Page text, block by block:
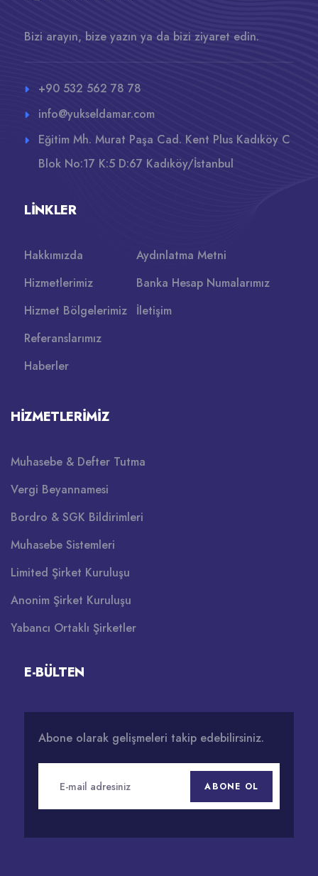
Bizi arayın, bize yazın ya da bizi ziyaret edin.
+90 532 562 78 78
info@yukseldamar.com
Eğitim Mh. Murat Paşa Cad. Kent Plus Kadıköy C
Blok No:17 K:5 D:67 Kadıköy/İstanbul
LINKLER
Hakkımızda
Hizmetlerimiz
Hizmet Bölgelerimiz
Referanslarımız
Haberler
Aydınlatma Metni
Banka Hesap Numalarımız
İletişim
HIZMETLERIMIZ
Muhasebe & Defter Tutma
Vergi Beyannamesi
Bordro & SGK Bildirimleri
Muhasebe Sistemleri
Limited Şirket Kuruluşu
Anonim Şirket Kuruluşu
Yabancı Ortaklı Şirketler
E-BÜLTEN
Abone olarak gelişmeleri takip edebilirsiniz.
ABONE OL